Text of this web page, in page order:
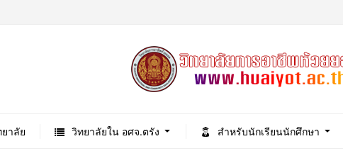
ยาลัย วิทยาลัยใน อศจ.ตรัง สำหรับนักเรียนนักศึกษา